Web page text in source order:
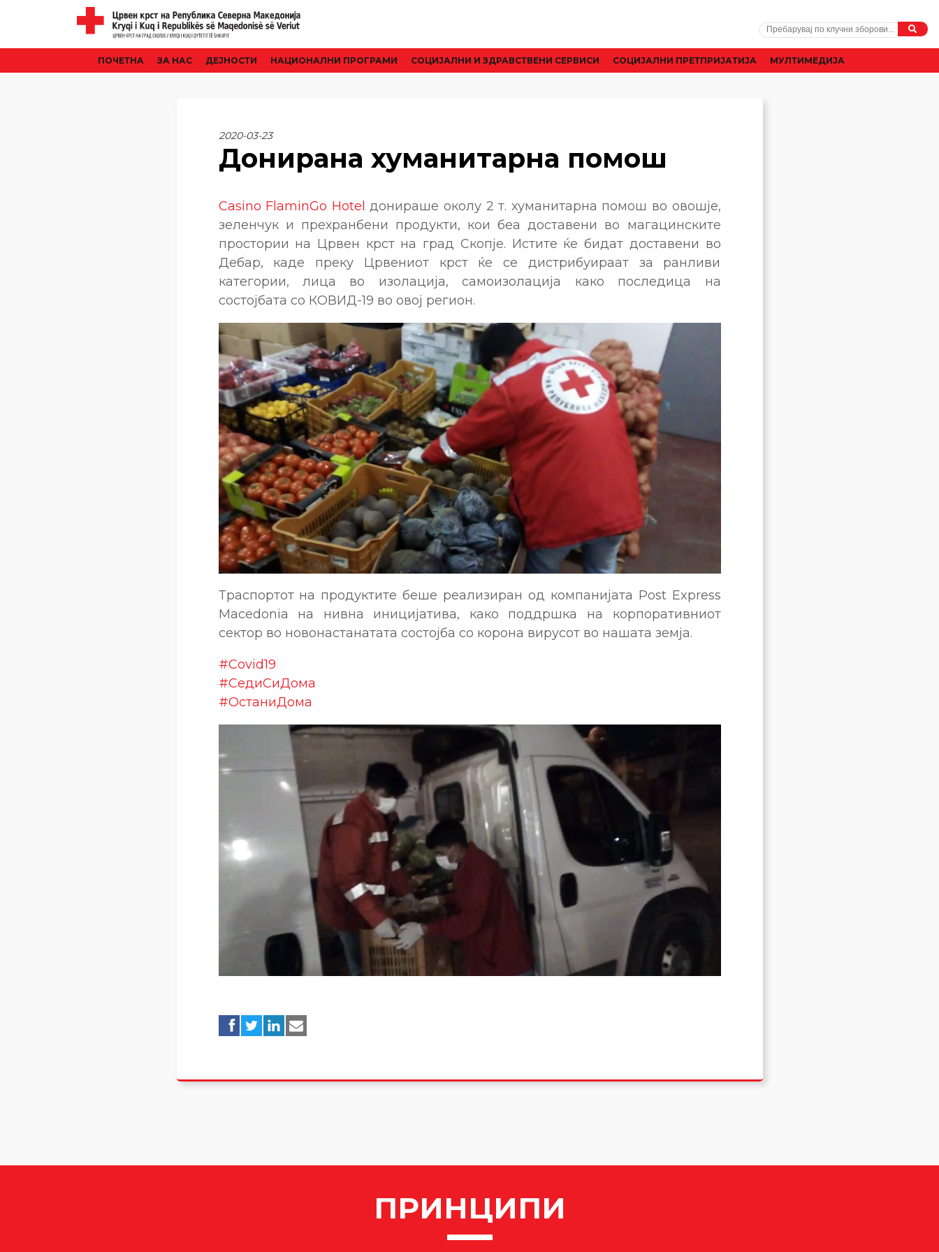
ПОЧЕТНА ЗА НАС ДЕЈНОСТИ НАЦИОНАЛНИ ПРОГРАМИ CОЦИЈАЛНИ И ЗДРАВСТВЕНИ СЕРВИСИ СОЦИЈАЛНИ ПРЕТПРИЈАТИЈА МУЛТИМЕДИЈА
2020-03-23
Донирана хуманитарна помош
Casino FlaminGo Hotel донираше околу 2 т. хуманитарна помош во овошје,
зеленчук и прехранбени продукти, кои беа доставени во магацинските
простории на Црвен крст на град Скопје. Истите ќе бидат доставени во
Дебар, каде преку Црвениот крст ќе се дистрибуираат за ранливи
категории, лица во изолација, самоизолација како последица на
состојбата со КОВИД-19 во овој регион.
Траспортот на продуктите беше реализиран од компанијата Post Express
Macedonia на нивна иницијатива, како поддршка на корпоративниот
сектор во новонастанатата состојба со корона вирусот во нашата земја.
#Covid19
#СедиСиДома
#ОстаниДома
ПРИНЦИПИ